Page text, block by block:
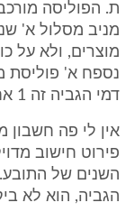
ת. הפוליסה
מניב מסלול א'
נספח א' פוליסת
דמי הגביה זה 1 אחוז.
אין לי פה חשבון
פירוט חישוב
השנים של
הגביה, הוא לא